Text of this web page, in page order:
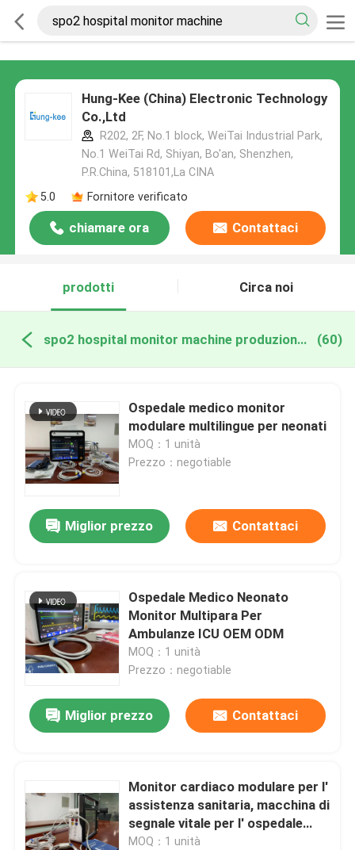
Hung-Kee (China) Electronic Technology
Co.,Ltd
R202, 2F, No.1 block, WeiTai Industrial Park,
No.1 WeiTai Rd, Shiyan, Bo'an, Shenzhen,
P.R.China, 518101​​​​​​​,La CINA
5.0
Fornitore verificato
chiamare ora Contattaci
prodotti Circa noi
spo2 hospital monitor machine produzione online (60)
Ospedale medico monitor
modulare multilingue per neonati
MOQ：1 unità
Prezzo：negotiable
Miglior prezzo Contattaci
Ospedale Medico Neonato
Monitor Multipara Per
Ambulanze ICU OEM ODM
MOQ：1 unità
Prezzo：negotiable
Miglior prezzo Contattaci
Monitor cardiaco modulare per l'
assistenza sanitaria, macchina di
segnale vitale per l' ospedale
multiparametro.
MOQ：1 unità